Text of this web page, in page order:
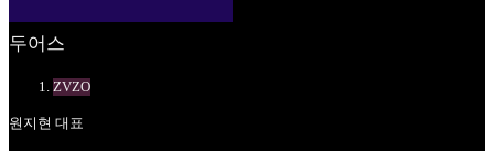
두어스
ZVZO
원지현 대표